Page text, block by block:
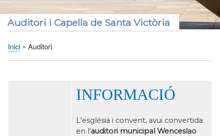
Auditori i Capella de Santa Victòria
Fil
Inici Auditori
INFORMACIÓ
L'església i convent, avui convertida
en l'auditori municipal Wenceslao